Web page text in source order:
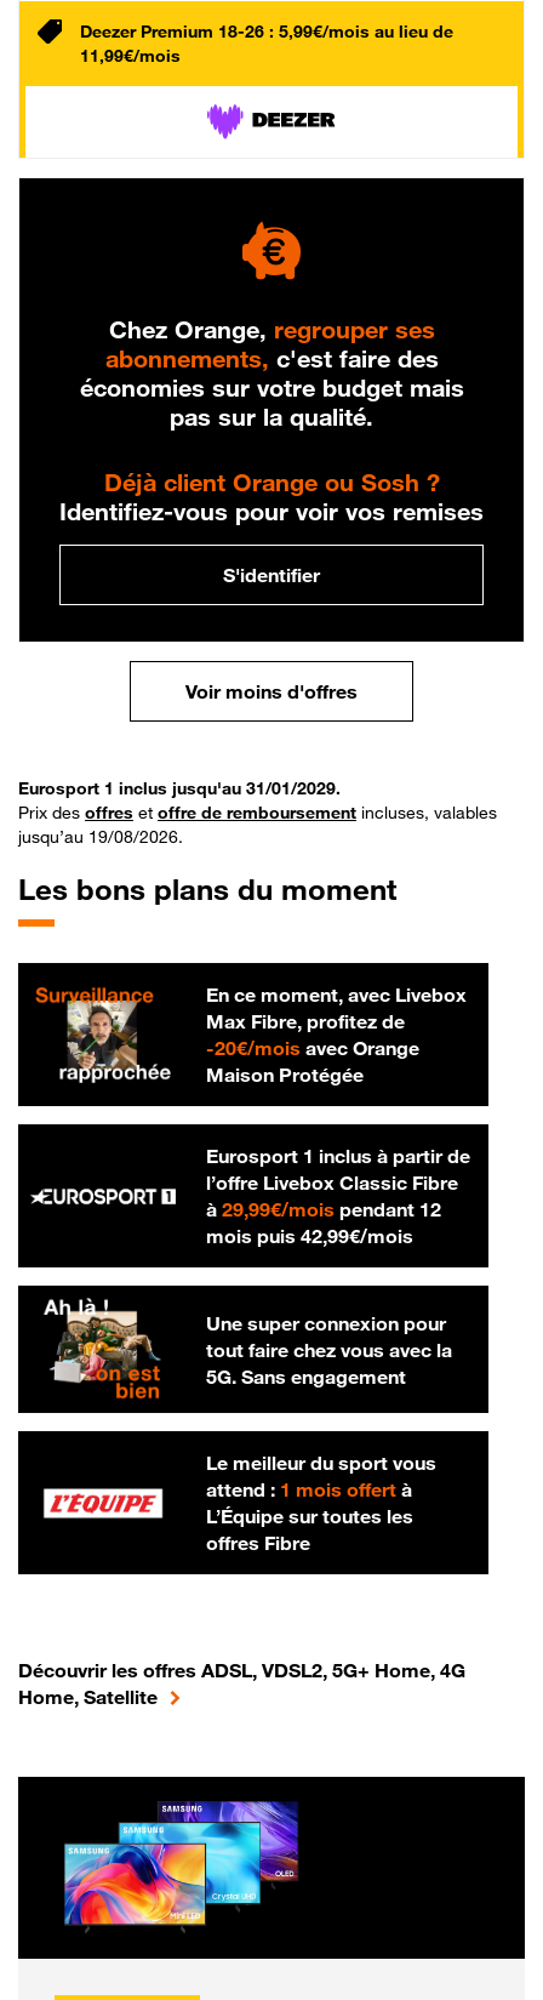
Deezer Premium 18-26 : 5,99€/mois au lieu de
11,99€/mois
Chez Orange, regrouper ses
abonnements, c'est faire des
économies sur votre budget mais
pas sur la qualité.
Déjà client Orange ou Sosh ?
Identifiez-vous pour voir vos remises
S'identifier
Voir moins d'offres
Eurosport 1 inclus jusqu'au 31/01/2029.
Prix des offres et offre de remboursement incluses, valables
jusqu’au 19/08/2026.
Les bons plans du moment
En ce moment, avec Livebox
Max Fibre, profitez de
-20€/mois20 € par mois
avec Orange
Maison Protégée
Eurosport 1 inclus à partir de
l’offre Livebox Classic Fibre
à 29,99€/mois29,99 € par mois
pendant 12
mois puis 42,99€/mois42,99 € par
Une super connexion pour
tout faire chez vous avec la
5G. Sans engagement
Le meilleur du sport vous
attend : 1 mois offertà
L’Équipe sur toutes les
offres Fibre
Découvrir les offres ADSL, VDSL2, 5G+ Home, 4G
Home, Satellite